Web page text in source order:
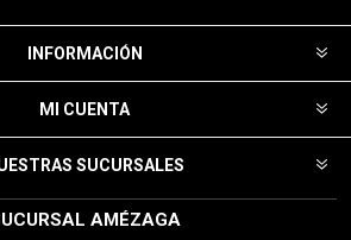
INFORMACIÓN
MI CUENTA
SUCURSALES
AMÉZAGA